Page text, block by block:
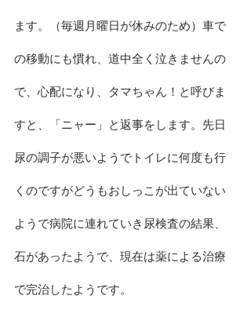
ます。（毎週月曜日が休みのため）車で
の移動にも慣れ、道中全く泣きませんの
で、心配になり、タマちゃん！と呼びま
すと、「ニャー」と返事をします。先日
尿の調子が悪いようでトイレに何度も行
くのですがどうもおしっこが出ていない
ようで病院に連れていき尿検査の結果、
石があったようで、現在は薬による治療
で完治したようです。